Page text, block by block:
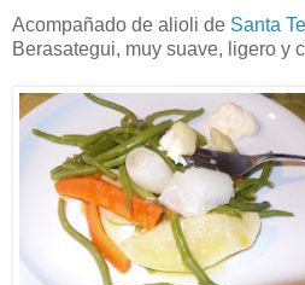
Acompañado de alioli de Santa
Berasategui, muy suave, ligero y